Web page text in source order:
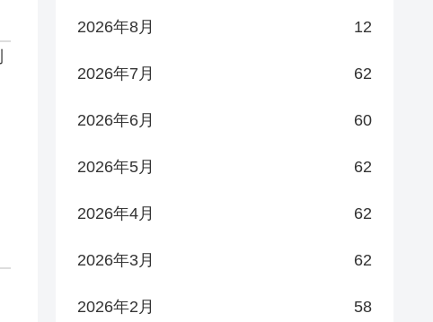
2026年8月 12
2026年7月 62
2026年6月 60
2026年5月 62
2026年4月 62
2026年3月 62
2026年2月 58